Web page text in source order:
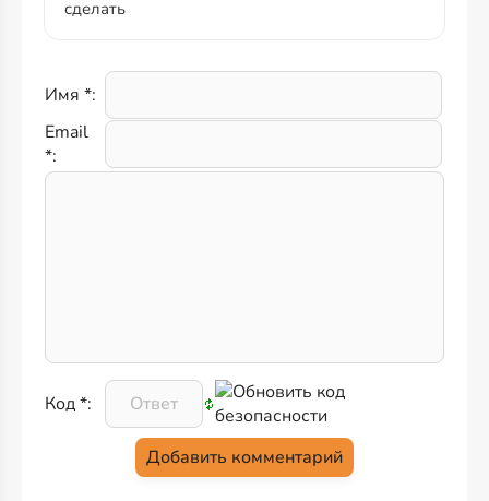
сделать
Имя *:
Email
*:
Код *: